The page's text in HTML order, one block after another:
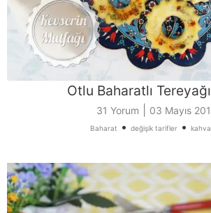
Otlu Baharatlı
31 Yorum 03 Mayıs
Baharat • değişik tarifler •